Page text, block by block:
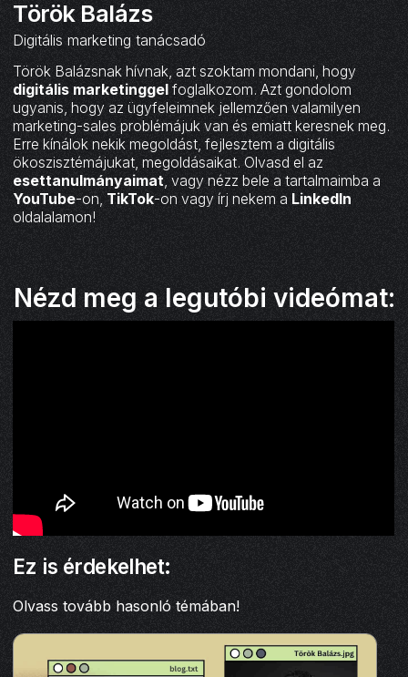
Török Balázs
Digitális marketing tanácsadó
Török Balázsnak hívnak, azt szoktam mondani, hogy
digitális marketinggel foglalkozom. Azt gondolom
ugyanis, hogy az ügyfeleimnek jellemzően valamilyen
marketing-sales problémájuk van és emiatt keresnek meg.
Erre kínálok nekik megoldást, fejlesztem a digitális
ökoszisztémájukat, megoldásaikat. Olvasd el az
esettanulmányaimat, vagy nézz bele a tartalmaimba a
YouTube-on, TikTok-on vagy írj nekem a LinkedIn
oldalalamon!
Nézd meg a legutóbi videómat:
Ez is érdekelhet:
Olvass tovább hasonló témában!